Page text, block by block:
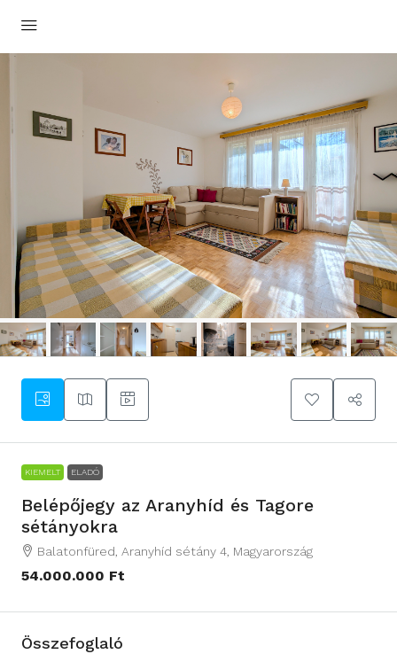
KIEMELT ELADÓ
Belépőjegy az Aranyhíd és Tagore
sétányokra
Balatonfüred, Aranyhíd sétány 4, Magyarország
54.000.000 Ft
Összefoglaló